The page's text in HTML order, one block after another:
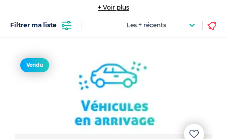
voitures occasions proche de vous
+ Voir plus
Filtrer ma liste
Vendu